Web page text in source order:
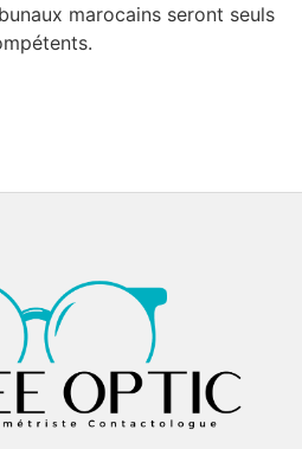
marocains seront seuls